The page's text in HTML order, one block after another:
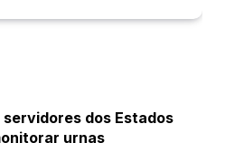
dos Estados
urnas